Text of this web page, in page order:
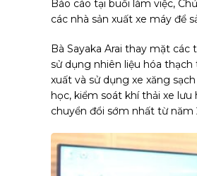
Báo cáo tại buổi làm việc,
các nhà sản xuất xe máy để
Bà Sayaka Arai thay mặt
sử dụng nhiên liệu hóa
xuất và sử dụng xe xăng
học, kiểm soát khí thải xe
chuyển đổi sớm nhất từ năm